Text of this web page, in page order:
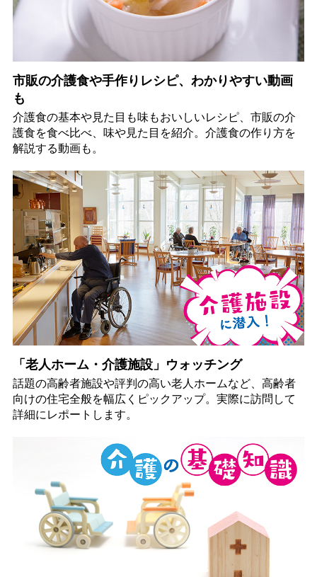
市販の介護食や手作りレシピ、わかりやすい動画
も
介護食の基本や見た目も味もおいしいレシピ、市販の介
護食を食べ比べ、味や見た目を紹介。介護食の作り方を
解説する動画も。
「老人ホーム・介護施設」ウォッチング
話題の高齢者施設や評判の高い老人ホームなど、高齢者
向けの住宅全般を幅広くピックアップ。実際に訪問して
詳細にレポートします。